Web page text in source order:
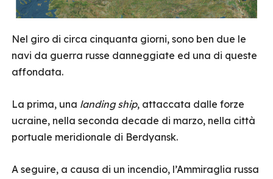
Nel giro di circa cinquanta giorni, sono ben due le
navi da guerra russe danneggiate ed una di queste
affondata.
La prima, una landing ship, attaccata dalle forze
ucraine, nella seconda decade di marzo, nella città
portuale meridionale di Berdyansk.
A seguire, a causa di un incendio, l’Ammiraglia russa